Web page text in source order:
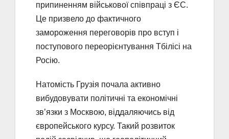
припиненням військової співпраці з ЄС.
Це призвело до фактичного
замороження переговорів про вступ і
поступового переорієнтування Тбілісі на
Росію.
Натомість Грузія почала активно
вибудовувати політичні та економічні
зв’язки з Москвою, віддаляючись від
європейського курсу. Такий розвиток